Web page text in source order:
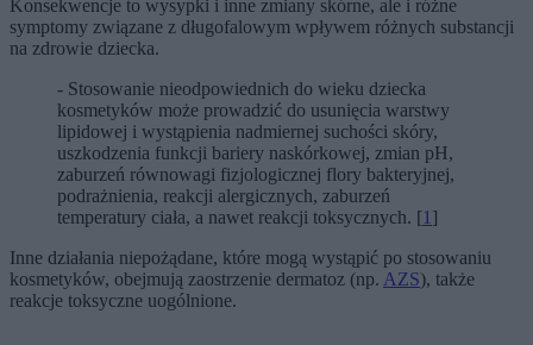
Konsekwencje to wysypki i inne zmiany skórne, ale i różne
symptomy związane z długofalowym wpływem różnych substancji
na zdrowie dziecka.
- Stosowanie nieodpowiednich do wieku dziecka
kosmetyków może prowadzić do usunięcia warstwy
lipidowej i wystąpienia nadmiernej suchości skóry,
uszkodzenia funkcji bariery naskórkowej, zmian pH,
zaburzeń równowagi fizjologicznej flory bakteryjnej,
podrażnienia, reakcji alergicznych, zaburzeń
temperatury ciała, a nawet reakcji toksycznych. [1 ]
Inne działania niepożądane, które mogą wystąpić po stosowaniu
kosmetyków, obejmują zaostrzenie dermatoz (np. AZS), także
reakcje toksyczne uogólnione.